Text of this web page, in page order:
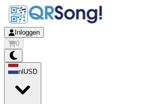
Inloggen
0
nl USD